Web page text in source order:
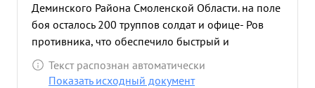
Деминского Района Смоленской Области. на поле
боя осталось 200 труппов солдат и офице- Ров
противника, что обеспечило быстрый и
беспрепятственный Захват города Спас Деминск.
28.081943 года течении ночи и половины дня
Текст распознан автоматически
Показать исходный документ